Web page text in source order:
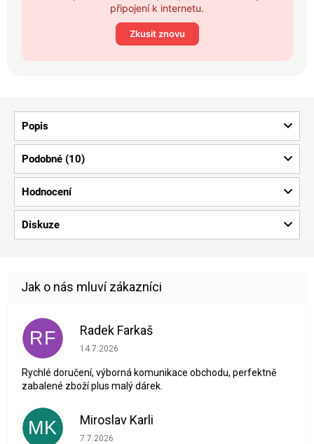
připojení k internetu.
Zkusit znovu
Popis
Podobné (10)
Hodnocení
Diskuze
RF Radek Farkaš
Hodnocení obchodu je 5 z 5 hvězdiček.
14.7.2026
Rychlé doručení, výborná komunikace obchodu, perfektně
zabalené zboží plus malý dárek.
MK Miroslav Karli
Hodnocení obchodu je 5 z 5 hvězdiček.
7.7.2026